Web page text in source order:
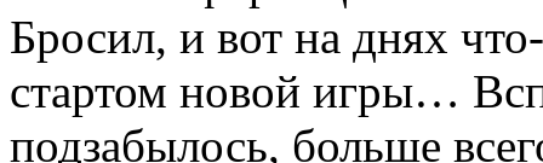
Бросил, и вот на днях
стартом новой игры…
подзабылось, больше